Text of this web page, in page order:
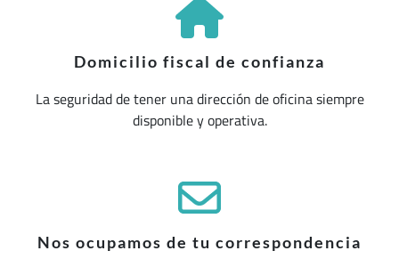
Domicilio fiscal de confianza
La seguridad de tener una dirección de oficina siempre
disponible y operativa.
Nos ocupamos de tu correspondencia